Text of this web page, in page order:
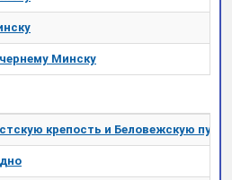
Минску
крепость и Беловежскую пущу